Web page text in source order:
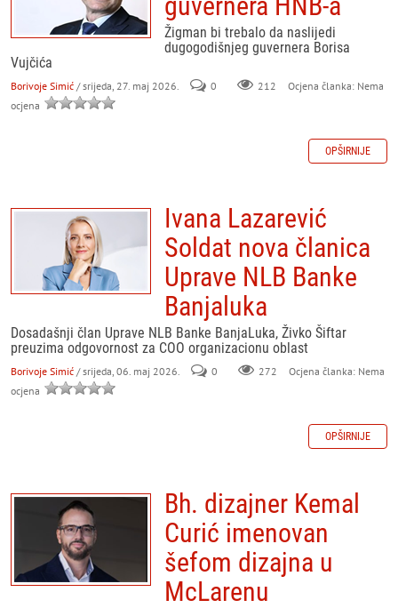
Žigman bi trebalo da naslijedi
dugogodišnjeg guvernera Borisa
Vujčića
Borivoje Simić / srijeda, 27. maj 2026. 0 212
Ocjena članka: Nema
ocjena
OPŠIRNIJE
Ivana Lazarević
Soldat nova članica
Uprave NLB Banke
Banjaluka
Dosadašnji član Uprave NLB Banke BanjaLuka, Živko Šiftar
preuzima odgovornost za COO organizacionu oblast
Borivoje Simić / srijeda, 06. maj 2026. 0 272
Ocjena članka: Nema
ocjena
OPŠIRNIJE
Bh. dizajner Kemal
Curić imenovan
šefom dizajna u
McLarenu